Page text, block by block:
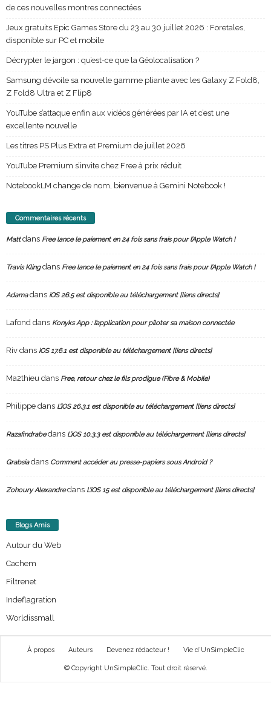
de ces nouvelles montres connectées
Jeux gratuits Epic Games Store du 23 au 30 juillet 2026 : Foretales,
disponible sur PC et mobile
Décrypter le jargon : qu’est-ce que la Géolocalisation ?
Samsung dévoile sa nouvelle gamme pliante avec les Galaxy Z Fold8,
Z Fold8 Ultra et Z Flip8
YouTube s’attaque enfin aux vidéos générées par IA et c’est une
excellente nouvelle
Les titres PS Plus Extra et Premium de juillet 2026
YouTube Premium s’invite chez Free à prix réduit
NotebookLM change de nom, bienvenue à Gemini Notebook !
Commentaires récents
Mattdans Free lance le paiement en 24 fois sans frais pour l’Apple Watch !
Travis Klingdans Free lance le paiement en 24 fois sans frais pour l’Apple Watch !
Adamadans iOS 26.5 est disponible au téléchargement [liens directs]
Lafond dans Konyks App : l’application pour piloter sa maison connectée
Riv dans iOS 17.6.1 est disponible au téléchargement [liens directs]
Ma2thieu dans Free, retour chez le fils prodigue (Fibre & Mobile)
Philippe dans L’iOS 26.3.1 est disponible au téléchargement [liens directs]
Razafindrabedans L’iOS 10.3.3 est disponible au téléchargement [liens directs]
Grabsiadans Comment accéder au presse-papiers sous Android ?
Zohoury Alexandredans L’iOS 15 est disponible au téléchargement [liens directs]
Blogs Amis
Autour du Web
Cachem
Filtrenet
Indeflagration
Worldissmall
À propos Auteurs Devenez rédacteur ! Vie d’UnSimpleClic
© Copyright UnSimpleClic. Tout droit réservé.